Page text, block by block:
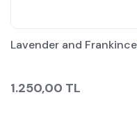
Lavender and
1.250,00 TL